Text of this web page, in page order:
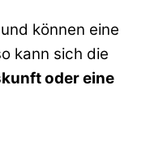
können eine
kann sich die
oder eine